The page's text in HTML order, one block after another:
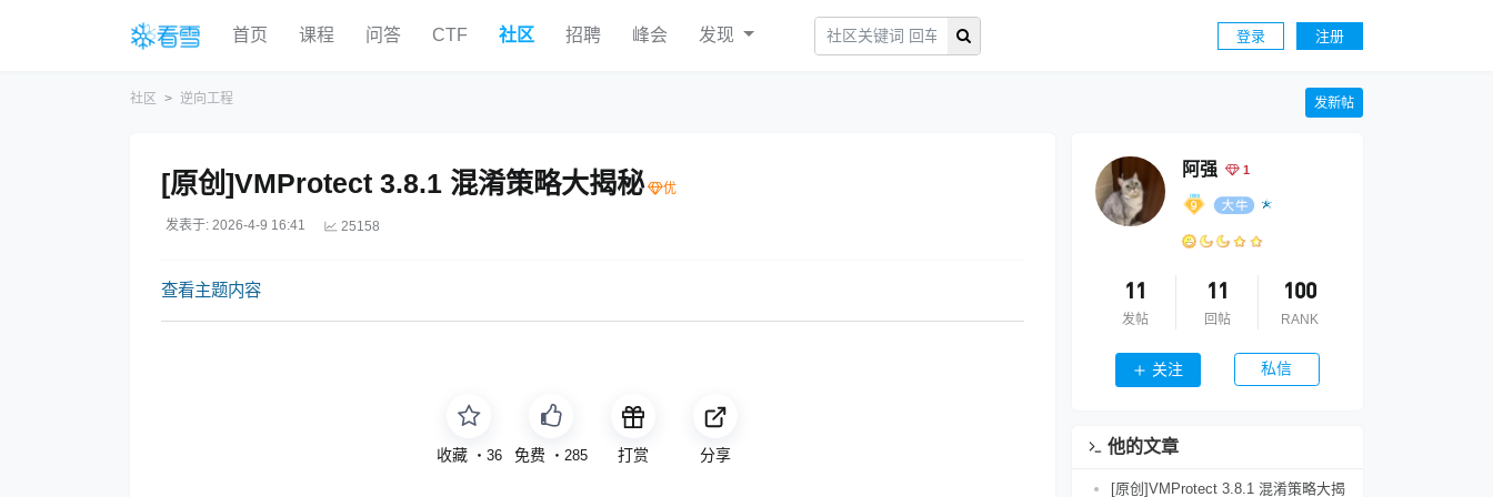
首页 课程 问答 CTF 社区 招聘 峰会 发现 登录 注册
社区 逆向工程 发新帖
[原创]VMProtect 3.8.1 混淆策略大揭秘
发表于: 2026-4-9 16:41 25158
查看主题内容
收藏 ・ 36 免费 ・285 打赏 分享
阿强 1
11
发帖
11
回帖
100
RANK
关注 私信
他的文章
[原创]VMProtect 3.8.1 混淆策略大揭